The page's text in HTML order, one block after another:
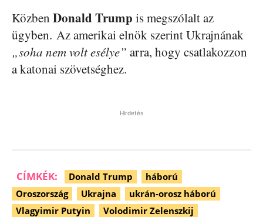
Közben Donald Trump is megszólalt az
ügyben. Az amerikai elnök szerint Ukrajnának
„soha nem volt esélye” arra, hogy csatlakozzon
a katonai szövetséghez.
Hirdetés
CÍMKÉK: Donald Trump
háború
Oroszország
Ukrajna
ukrán-orosz háború
Vlagyimir Putyin
Volodimir Zelenszkij